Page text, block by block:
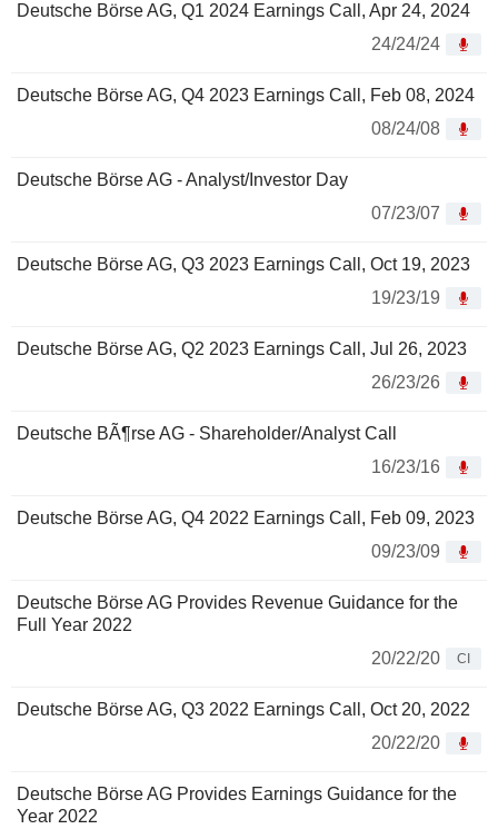
Deutsche Börse AG, Q1 2024 Earnings Call, Apr 24, 2024
24/24/24
Deutsche Börse AG, Q4 2023 Earnings Call, Feb 08, 2024
08/24/08
Deutsche Börse AG - Analyst/Investor Day
07/23/07
Deutsche Börse AG, Q3 2023 Earnings Call, Oct 19, 2023
19/23/19
Deutsche Börse AG, Q2 2023 Earnings Call, Jul 26, 2023
26/23/26
Deutsche BÃ¶rse AG - Shareholder/Analyst Call
16/23/16
Deutsche Börse AG, Q4 2022 Earnings Call, Feb 09, 2023
09/23/09
Deutsche Börse AG Provides Revenue Guidance for the
Full Year 2022
20/22/20
CI
Deutsche Börse AG, Q3 2022 Earnings Call, Oct 20, 2022
20/22/20
Deutsche Börse AG Provides Earnings Guidance for the
Year 2022